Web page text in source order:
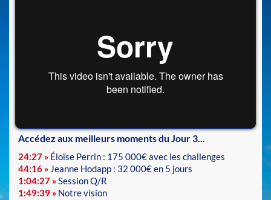
Accédez aux meilleurs moments du Jour 3...
24:27 » Éloïse Perrin : 175 000€ avec les challenges
44:16 » Jeanne Hodapp : 32 000€ en 5 jours
1:04:27 »Session Q/R
1:49:39 » Notre vision